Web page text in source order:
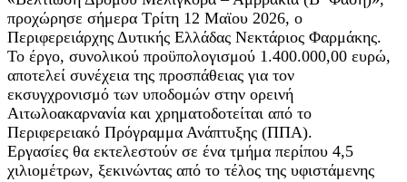
προχώρησε σήμερα Τρίτη 12 Μαϊου 2026, ο
Περιφερειάρχης Δυτικής Ελλάδας Νεκτάριος Φαρμάκης.
Το έργο, συνολικού προϋπολογισμού 1.400.000,00 ευρώ,
αποτελεί συνέχεια της προσπάθειας για τον
εκσυγχρονισμό των υποδομών στην ορεινή
Αιτωλοακαρνανία και χρηματοδοτείται από το
Περιφερειακό Πρόγραμμα Ανάπτυξης (ΠΠΑ).
Εργασίες θα εκτελεστούν σε ένα τμήμα περίπου 4,5
χιλιομέτρων, ξεκινώντας από το τέλος της υφιστάμενης